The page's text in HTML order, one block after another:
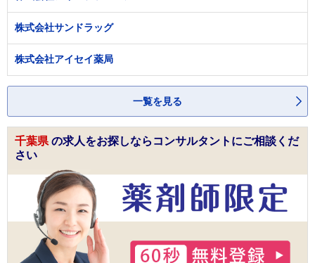
株式会社サンドラッグ
株式会社アイセイ薬局
一覧を見る
千葉県 の求人をお探しならコンサルタントにご相談くだ
さい